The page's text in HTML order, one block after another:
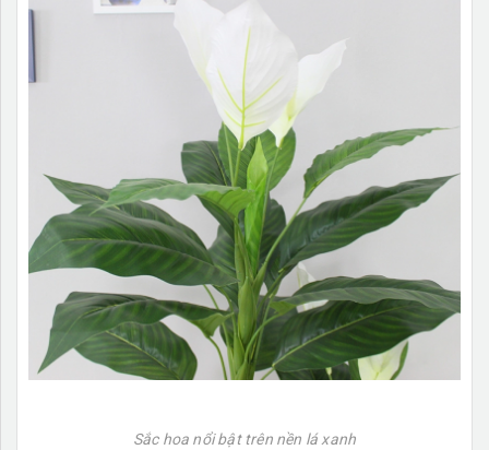
Sắc hoa nổi bật trên nền lá xanh